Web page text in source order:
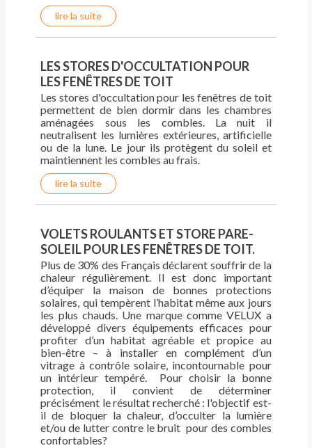
lire la suite
LES STORES D'OCCULTATION POUR
LES FENÊTRES DE TOIT
Les stores d'occultation pour les fenêtres de toit
permettent de bien dormir dans les chambres
aménagées sous les combles. La nuit il
neutralisent les lumières extérieures, artificielle
ou de la lune. Le jour ils protègent du soleil et
maintiennent les combles au frais.
lire la suite
VOLETS ROULANTS ET STORE PARE-
SOLEIL POUR LES FENÊTRES DE TOIT.
Plus de 30% des Français déclarent souffrir de la
chaleur régulièrement. Il est donc important
d’équiper la maison de bonnes protections
solaires, qui tempèrent l’habitat même aux jours
les plus chauds. Une marque comme VELUX a
développé divers équipements efficaces pour
profiter d’un habitat agréable et propice au
bien-être – à installer en complément d’un
vitrage à contrôle solaire, incontournable pour
un intérieur tempéré. Pour choisir la bonne
protection, il convient de déterminer
précisément le résultat recherché : l'objectif est-
il de bloquer la chaleur, d’occulter la lumière
et/ou de lutter contre le bruit pour des combles
confortables?